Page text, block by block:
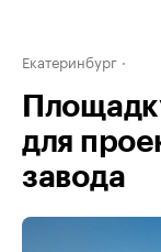
Екатеринбург
для
завода